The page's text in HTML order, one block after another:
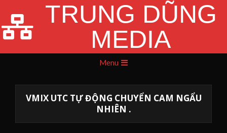
content
TRUNG DŨNG
MEDIA
Menu
Menu
VMIX UTC TỰ ĐỘNG CHUYỂN CAM NGẨU
NHIÊN .